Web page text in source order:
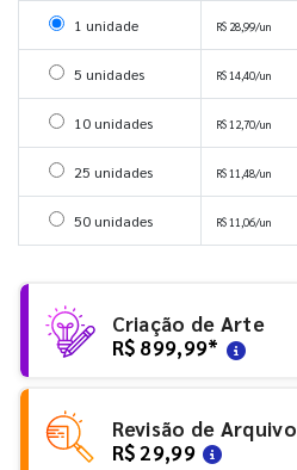
Selecionar 1 unidade
1 unidade R$ 28,99/un
Selecionar 5 unidades
5 unidades R$ 14,40/un
Selecionar 10 unidades
10 unidades R$ 12,70/un
Selecionar 25 unidades
25 unidades R$ 11,48/un
Selecionar 50 unidades
50 unidades R$ 11,06/un
Criação de Arte
R$ 899,99*
Revisão de Arquivo
R$ 29,99